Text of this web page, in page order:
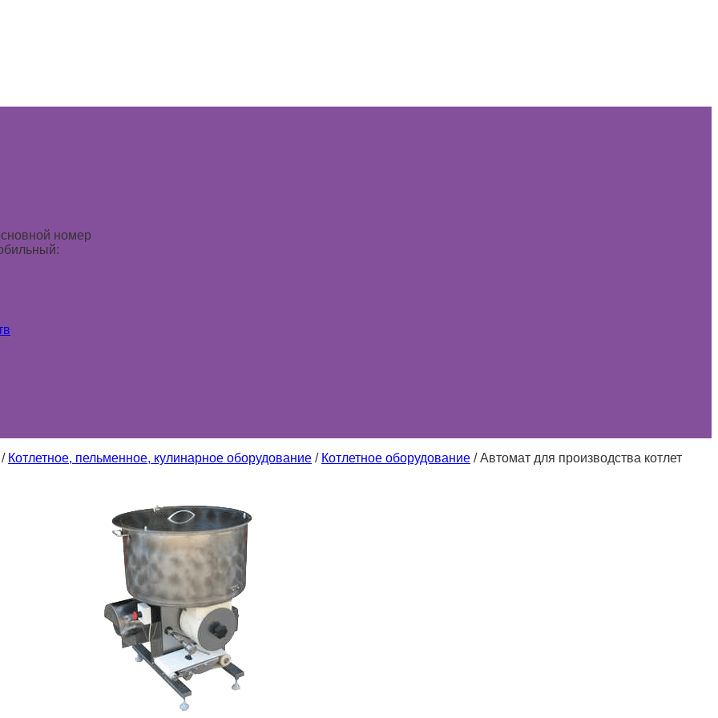
номер
08 25
18 24
/ Котлетное, пельменное, кулинарное оборудование / Котлетное оборудование /Автомат для производства котлет